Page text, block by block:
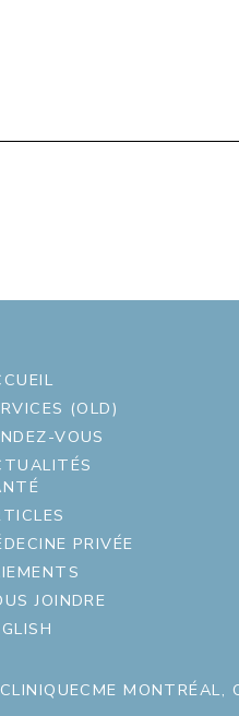
(OLD)
VOUS
PRIVÉE
JOINDRE
MONTRÉAL,